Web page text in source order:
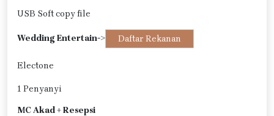
USB Soft copy file
Wedding Entertain-> Daftar Rekanan
Electone
1 Penyanyi
MC Akad + Resepsi